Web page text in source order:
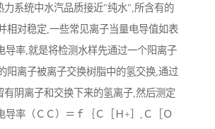
力系统中水汽品质接近"纯水",所含有的
相对稳定,一些常见离子当量电导值如表
率,就是将检测水样先通过一个阳离子
阳离子被离子交换树脂中的氢交换,通过
有阴离子和交换下来的氢离子,然后测定
率（ＣＣ）＝ｆ｛Ｃ［Ｈ+］,Ｃ［Ｏ